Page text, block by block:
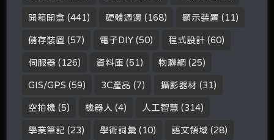
開箱開盒 (441) 硬體週邊 (168) 顯示裝置 (11)
儲存裝置 (57) 電子DIY (50) 程式設計 (60)
伺服器 (126) 資料庫 (51) 物聯網 (25)
GIS/GPS (59) 3C產品 (7) 攝影器材 (31)
空拍機 (5) 機器人 (4) 人工智慧 (314)
學業筆記 (23) 學術詞彙 (10) 語文領域 (28)